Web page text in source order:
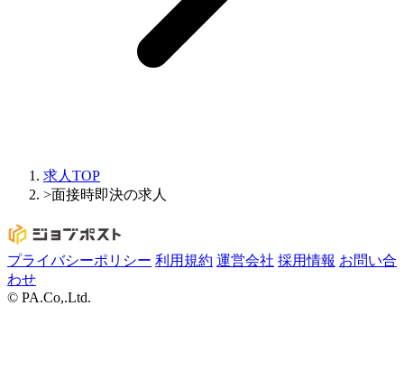
求人TOP
>面接時即決の求人
プライバシーポリシー 利用規約 運営会社 採用情報 お問い合
わせ
© PA.Co,.Ltd.